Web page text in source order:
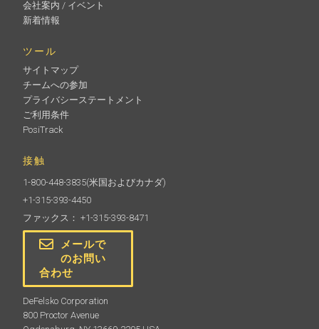
会社案内 / イベント
新着情報
ツール
サイトマップ
チームへの参加
プライバシーステートメント
ご利用条件
PosiTrack
接触
1-800-448-3835(米国およびカナダ)
+1-315-393-4450
ファックス： +1-315-393-8471
メールで
のお問い
合わせ
DeFelsko Corporation
800 Proctor Avenue